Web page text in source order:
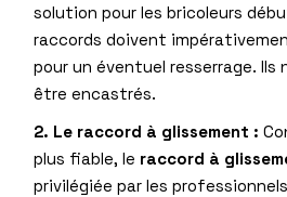
solution pour les bricoleurs
raccords doivent
pour un éventuel resserrage. Ils
être encastrés.
2. Le raccord à glissement :
plus fiable, le raccord à
privilégiée par les